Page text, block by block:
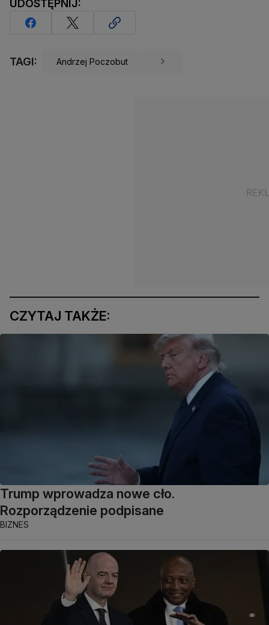
UDOSTĘPNIJ:
TAGI: Andrzej Poczobut
CZYTAJ TAKŻE:
Trump wprowadza nowe cło.
Rozporządzenie podpisane
BIZNES